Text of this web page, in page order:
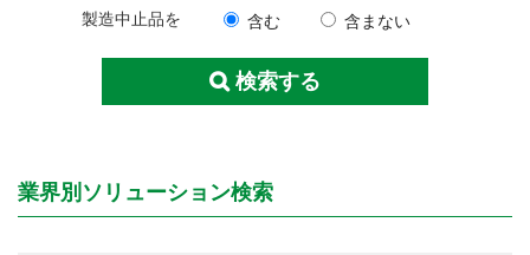
製造中止品を 含む 含まない
検索する
業界別ソリューション検索